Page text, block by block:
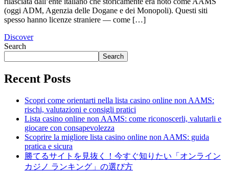
(oggi ADM, Agenzia delle Dogane e dei Monopoli). Questi siti
spesso hanno licenze straniere — come […]
Discover
Search
Search
Recent Posts
Scopri come orientarti nella lista casino online non AAMS:
rischi, valutazioni e consigli pratici
Lista casino online non AAMS: come riconoscerli, valutarli e
giocare con consapevolezza
Scoprire la migliore lista casino online non AAMS: guida
pratica e sicura
勝てるサイトを見抜く！今すぐ知りたい「オンライン
カジノ ランキング」の選び方